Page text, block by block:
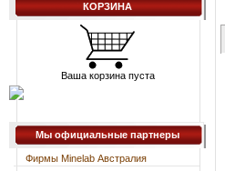
КОРЗИНА
Ваша корзина пуста
Мы официальные партнеры
Фирмы Minelab Австралия